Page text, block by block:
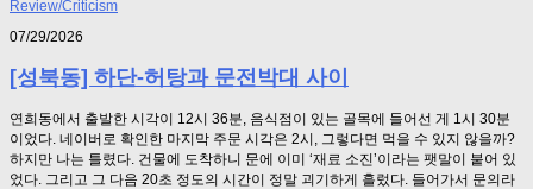
Review/Criticism
07/29/2026
[성북동] 하단-허탕과 문전박대 사이
연희동에서 출발한 시각이 12시 36분, 음식점이 있는 골목에 들어선 게 1시 30분
이었다. 네이버로 확인한 마지막 주문 시각은 2시, 그렇다면 먹을 수 있지 않을까?
하지만 나는 틀렸다. 건물에 도착하니 문에 이미 ‘재료 소진’이라는 팻말이 붙어 있
었다. 그리고 그 다음 20초 정도의 시간이 정말 괴기하게 흘렀다. 들어가서 문의라